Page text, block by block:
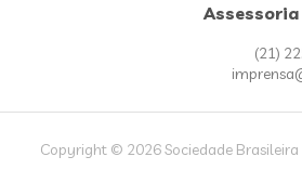
(21)
Copyright © 2026 Sociedade Brasileira